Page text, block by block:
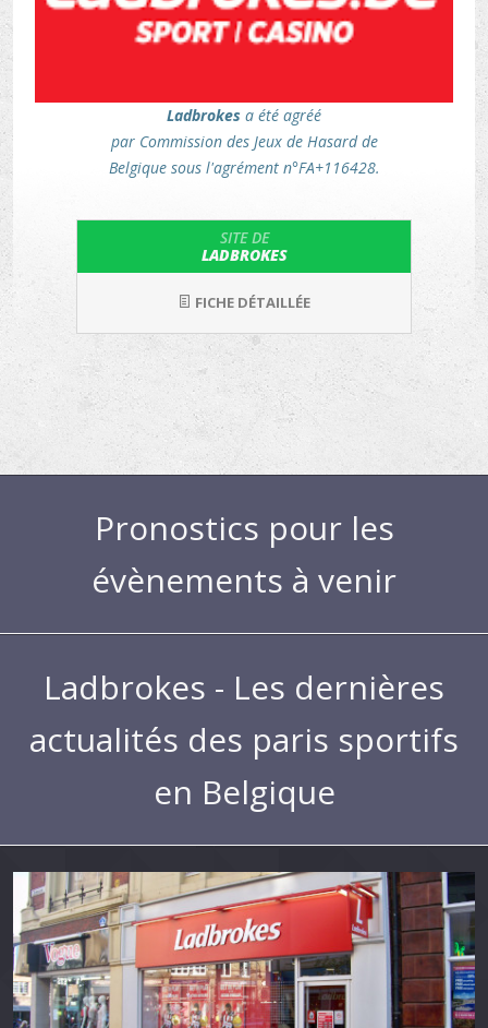
Ladbrokes a été agréé
par Commission des Jeux de Hasard de
Belgique sous l'agrément n°FA+116428.
SITE DE
LADBROKES
FICHE DÉTAILLÉE
Pronostics pour les
évènements à venir
Ladbrokes - Les dernières
actualités des paris sportifs
en Belgique